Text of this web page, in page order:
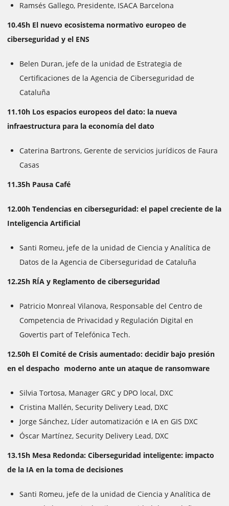
Ramsés Gallego, Presidente, ISACA Barcelona
10.45h El nuevo ecosistema normativo europeo de
ciberseguridad y el ENS
Belen Duran, jefe de la unidad de Estrategia de
Certificaciones de la Agencia de Ciberseguridad de
Cataluña
11.10h Los espacios europeos del dato: la nueva
infraestructura para la economía del dato
Caterina Bartrons, Gerente de servicios jurídicos de Faura
Casas
11.35h Pausa Café
12.00h Tendencias en ciberseguridad: el papel creciente de la
Inteligencia Artificial
Santi Romeu, jefe de la unidad de Ciencia y Analítica de
Datos de la Agencia de Ciberseguridad de Cataluña
12.25h RÍA y Reglamento de ciberseguridad
Patricio Monreal Vilanova, Responsable del Centro de
Competencia de Privacidad y Regulación Digital en
Govertis part of Telefónica Tech.
12.50h El Comité de Crisis aumentado: decidir bajo presión
en el despacho moderno ante un ataque de ransomware
Silvia Tortosa, Manager GRC y DPO local, DXC
Cristina Mallén, Security Delivery Lead, DXC
Jorge Sánchez, Líder automatización e IA en GIS DXC
Óscar Martínez, Security Delivery Lead, DXC
13.15h Mesa Redonda: Ciberseguridad inteligente: impacto
de la IA en la toma de decisiones
Santi Romeu, jefe de la unidad de Ciencia y Analítica de